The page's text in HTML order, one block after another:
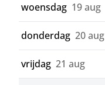
woensdag 19 aug
donderdag 20 aug
vrijdag 21 aug